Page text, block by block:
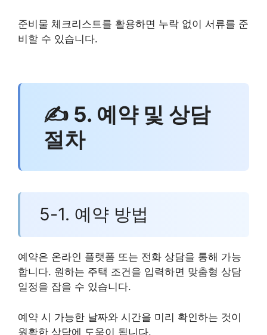
준비물 체크리스트를 활용하면 누락 없이 서류를 준
비할 수 있습니다.
✍ 5. 예약 및 상담
절차
5-1. 예약 방법
예약은 온라인 플랫폼 또는 전화 상담을 통해 가능
합니다. 원하는 주택 조건을 입력하면 맞춤형 상담
일정을 잡을 수 있습니다.
예약 시 가능한 날짜와 시간을 미리 확인하는 것이
원활한 상담에 도움이 됩니다.